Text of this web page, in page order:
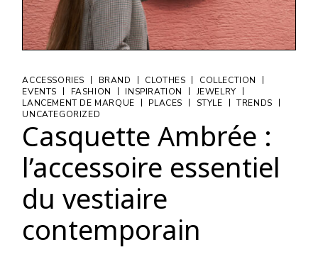
ACCESSORIES | BRAND | CLOTHES | COLLECTION
|
EVENTS
| FASHION | INSPIRATION | JEWELRY
|
LANCEMENT DE MARQUE
| PLACES | STYLE | TRENDS
|
UNCATEGORIZED
Casquette Ambrée :
l’accessoire essentiel
du vestiaire
contemporain